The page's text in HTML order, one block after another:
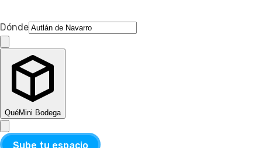
Dónde
QuéMini Bodega
Sube tu espacio